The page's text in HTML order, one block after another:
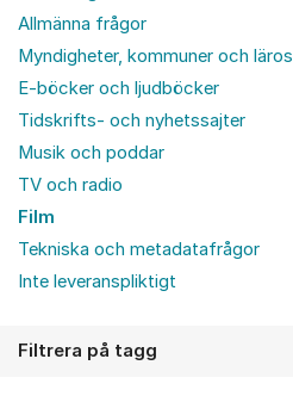
Allmänna frågor
Myndigheter, kommuner och
E-böcker och ljudböcker
Tidskrifts- och nyhetssajter
Musik och poddar
TV och radio
Film
Tekniska och metadatafrågor
Inte leveranspliktigt
Filtrera på tagg